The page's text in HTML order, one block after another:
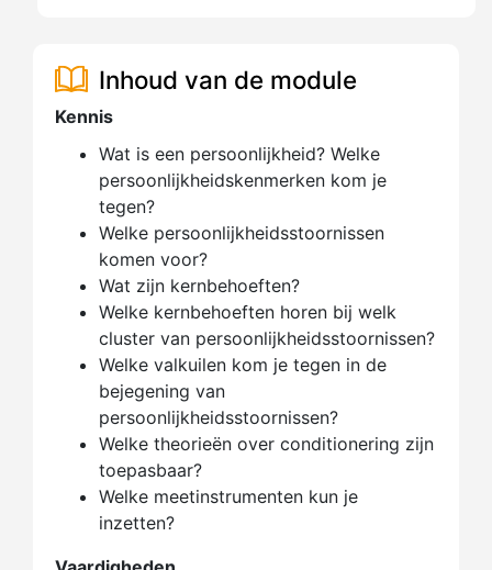
Inhoud van de module
Kennis
Wat is een persoonlijkheid? Welke
persoonlijkheidskenmerken kom je
tegen?
Welke persoonlijkheidsstoornissen
komen voor?
Wat zijn kernbehoeften?
Welke kernbehoeften horen bij welk
cluster van persoonlijkheidsstoornissen?
Welke valkuilen kom je tegen in de
bejegening van
persoonlijkheidsstoornissen?
Welke theorieën over conditionering zijn
toepasbaar?
Welke meetinstrumenten kun je
inzetten?